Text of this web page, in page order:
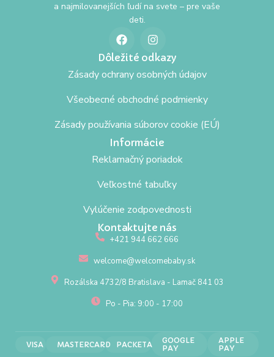
a najmilovanejších ľudí na svete – pre vaše
deti.
Dôležité odkazy
Zásady ochrany osobných údajov
Všeobecné obchodné podmienky
Zásady používania súborov cookie (EÚ)
Informácie
Reklamačný poriadok
Veľkostné tabuľky
Vylúčenie zodpovednosti
Kontaktujte nás
+421 944 662 666
welcome@welcomebaby.sk
Rozálska 4732/8 Bratislava - Lamač 841 03
Po - Pia: 9:00 - 17:00
VISA MASTERCARD PACKETA
GOOGLE
PAY
APPLE
PAY